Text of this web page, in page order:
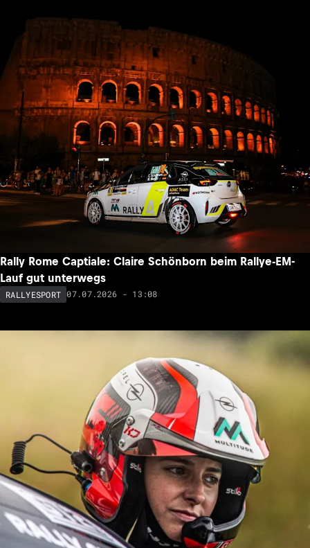
Rally Rome Captiale: Claire Schönborn beim Rallye-EM-
Lauf gut unterwegs
RALLYESPORT 07.07.2026 - 13:08